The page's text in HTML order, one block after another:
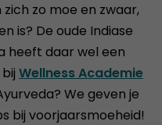
zo moe en zwaar,
is? De oude Indiase
heeft daar wel een
Wellness Academie
We geven je
bij voorjaarsmoeheid!